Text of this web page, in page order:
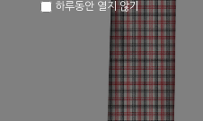
하루동안 열지 않기